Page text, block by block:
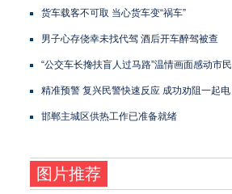
货车载客不可取 当心货车变“祸车”
男子心存侥幸未找代驾 酒后开车醉驾被查
“公交车长搀扶盲人过马路”温情画面感动市民
精准预警 复兴民警快速反应 成功劝阻一起电
邯郸主城区供热工作已准备就绪
图片推荐